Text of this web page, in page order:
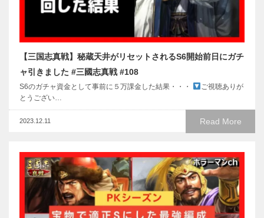
【三国志真戦】秘蔵天井がリセットされるS6開始前日にガチ
ャ引きました #三國志真戦 #108
S6のガチャ資金として事前に５万課金した結果・・・
ご視聴ありが
とうござい…
Read More
2023.12.11